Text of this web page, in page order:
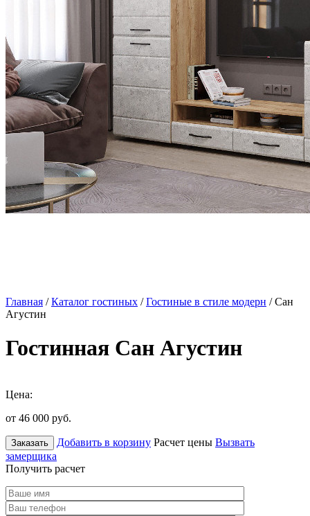
Главная /Каталог гостиных /Гостиные в стиле модерн / Сан
Агустин
Гостинная Сан Агустин
Цена:
от 46 000 руб.
Заказать Добавить в корзину Расчет цены Вызвать
замерщика
Получить расчет